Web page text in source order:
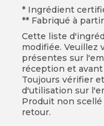
* Ingrédient
** Fabriqué à
Cette liste
modifiée. Veuillez
présentes sur
réception et
Toujours vérifier
d'utilisation sur
Produit non
retour.